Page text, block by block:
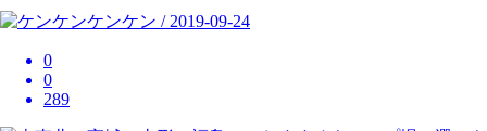
ケンケン / 2019-09-24
0
0
289